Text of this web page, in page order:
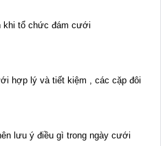
khi tổ chức đám cưới
hợp lý và tiết kiệm , các cặp đôi
lưu ý điều gì trong ngày cưới